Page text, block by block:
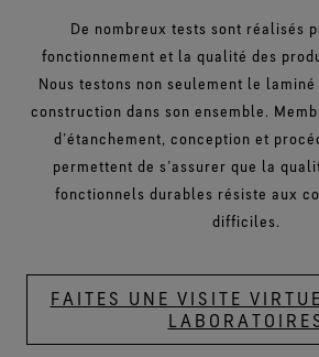
De nombreux tests sont réalisés
fonctionnement et la qualité des
Nous testons non seulement le
construction dans son ensemble.
d’étanchement, conception et
permettent de s’assurer que la
fonctionnels durables résiste aux
difficiles.
FAITES UNE VISITE